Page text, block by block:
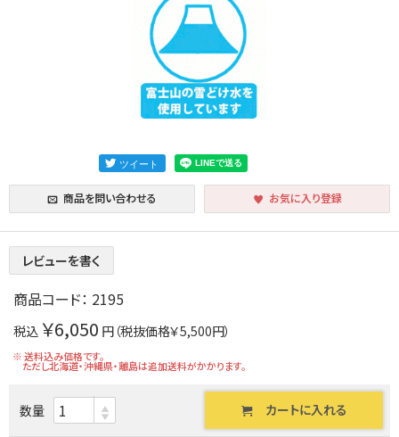
商品を問い合わせる お気に入り登録
レビューを書く
商品コード： 2195
税込 ￥6,050 円（税抜価格￥5,500円）
※ 送料込み価格です。
ただし北海道・沖縄県・離島は追加送料がかかります。
数量 カートに入れる